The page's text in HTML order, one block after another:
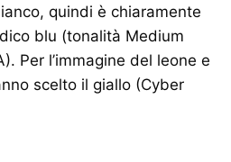
quindi è chiaramente
blu (tonalità Medium
Per l’immagine del leone e
scelto il giallo (Cyber